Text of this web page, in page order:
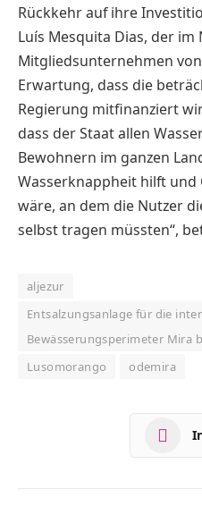
Rückkehr auf ihre
Luís Mesquita Dias, der
Mitgliedsunternehmen
Erwartung, dass die
Regierung mitfinanziert
dass der Staat allen
Bewohnern im gan­zen
Wasserknappheit hilft und
wäre, an dem die Nutzer
selbst tragen müssten“,
aljezur
Entsalzungsanlage für die
Bewässerungsperimeter Mira
Lusomorango
odemira